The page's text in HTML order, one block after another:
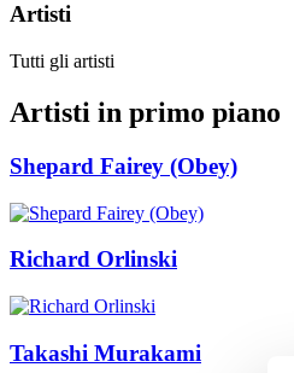
Artisti
Tutti gli artisti
Artisti in primo piano
Shepard Fairey (Obey)
Richard Orlinski
Takashi Murakami